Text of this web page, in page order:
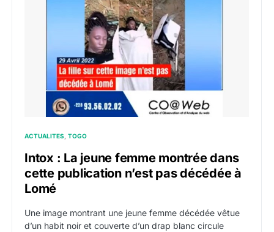
ACTUALITES TOGO
Intox : La jeune femme montrée dans
cette publication n’est pas décédée à
Lomé
Une image montrant une jeune femme décédée vêtue
d’un habit noir et couverte d’un drap blanc circule